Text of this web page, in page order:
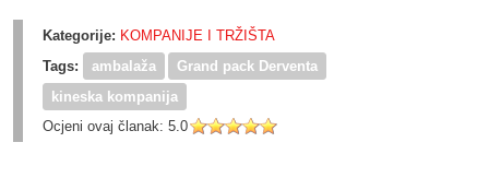
Kategorije: KOMPANIJE I TRŽIŠTA
Tags:
ambalaža
Grand pack Derventa
kineska kompanija
Ocjeni ovaj članak: 5.0